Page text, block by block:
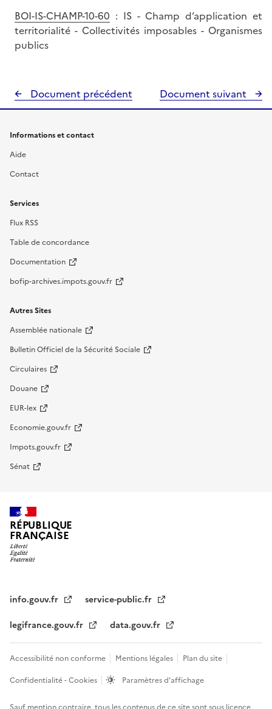
BOI-IS-CHAMP-10-60 : IS - Champ d’application et
territorialité - Collectivités imposables - Organismes
publics
Document précédent Document suivant
Informations et contact
Aide
Contact
Services
Flux RSS
Table de concordance
Documentation
bofip-archives.impots.gouv.fr
Autres Sites
Assemblée nationale
Bulletin Officiel de la Sécurité Sociale
Circulaires
Douane
EUR-lex
Economie.gouv.fr
Impots.gouv.fr
Sénat
RÉPUBLIQUE
FRANÇAISE
info.gouv.fr
service-public.fr
legifrance.gouv.fr
data.gouv.fr
Accessibilité non conforme Mentions légales
Plan du site
Confidentialité - Cookies
Paramètres d'affichage